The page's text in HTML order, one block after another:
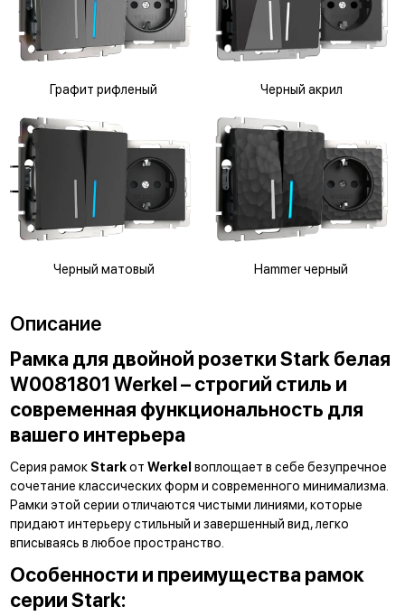
Графит рифленый Черный акрил
Черный матовый Hammer черный
Описание
Рамка для двойной розетки Stark белая
W0081801 Werkel – строгий стиль и
современная функциональность для
вашего интерьера
Серия рамок Starkот Werkel воплощает в себе безупречное
сочетание классических форм и современного минимализма.
Рамки этой серии отличаются чистыми линиями, которые
придают интерьеру стильный и завершенный вид, легко
вписываясь в любое пространство.
Особенности и преимущества рамок
серии Stark: